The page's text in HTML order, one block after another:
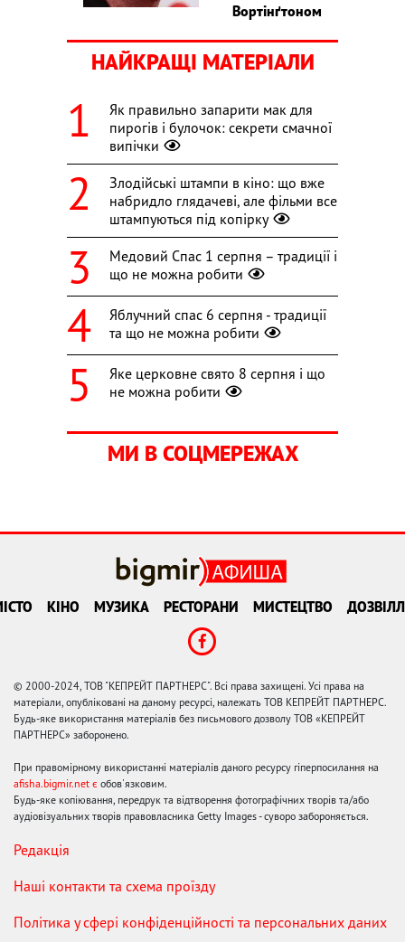
Вортінґтоном
НАЙКРАЩІ МАТЕРІАЛИ
Як правильно запарити мак для
пирогів і булочок: секрети смачної
випічки
Злодійські штампи в кіно: що вже
набридло глядачеві, але фільми все
штампуються під копірку
Медовий Спас 1 серпня – традиції і
що не можна робити
Яблучний спас 6 серпня - традиції
та що не можна робити
Яке церковне свято 8 серпня і що
не можна робити
МИ В СОЦМЕРЕЖАХ
КІНО МУЗИКА РЕСТОРАНИ МИСТЕЦТВО
© 2000-2024, ТОВ "КЕПРЕЙТ ПАРТНЕРС". Всі права захищені. Усі права на
матеріали, опубліковані на даному ресурсі, належать ТОВ КЕПРЕЙТ ПАРТНЕРС.
Будь-яке використання матеріалів без письмового дозволу ТОВ «КЕПРЕЙТ
ПАРТНЕРС» заборонено.
При правомірному використанні матеріалів даного ресурсу гіперпосилання на
afisha.bigmir.net є обов'язковим.
Будь-яке копіювання, передрук та відтворення фотографічних творів та/або
аудіовізуальних творів правовласника Getty Images - суворо забороняється.
Редакція
Наші контакти та схема проїзду
Політика у сфері конфіденційності та персональних даних